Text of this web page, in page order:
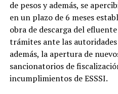
de pesos y además, se
en un plazo de 6 meses
obra de descarga del
trámites ante las
además, la apertura de
sancionatorios de
incumplimientos de ESSSI.